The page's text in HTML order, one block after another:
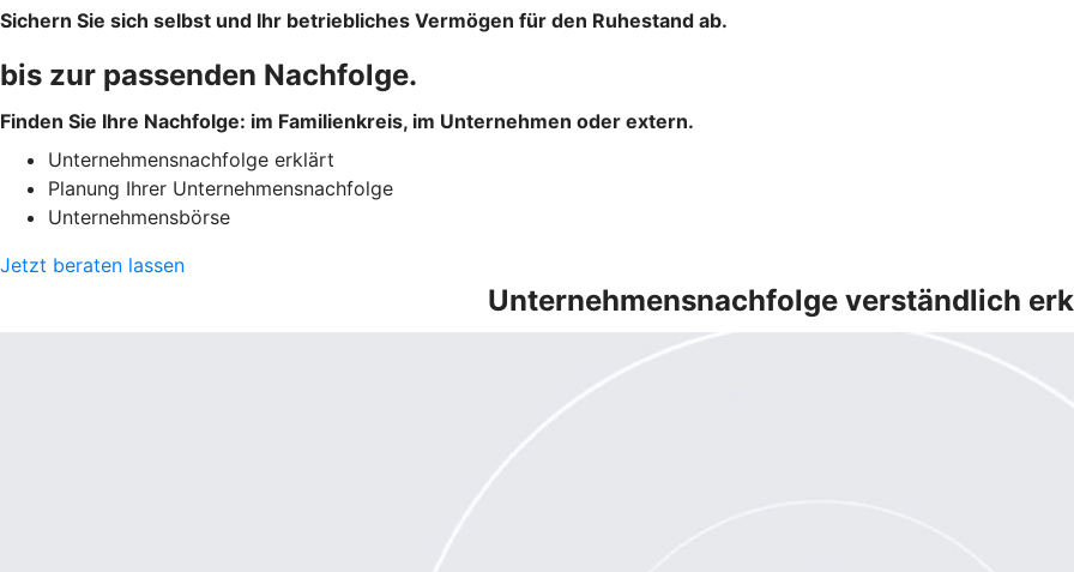
Sichern Sie sich selbst und Ihr betriebliches Vermögen für den Ruhestand ab.
bis zur passenden Nachfolge.
Finden Sie Ihre Nachfolge: im Familienkreis, im Unternehmen oder extern.
Unternehmensnachfolge erklärt
Planung Ihrer Unternehmensnachfolge
Unternehmensbörse
Jetzt beraten lassen
Unternehmensnachfolge verständlich